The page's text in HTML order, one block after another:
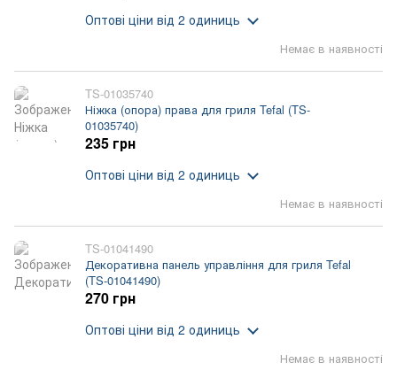
Немає в наявності
Оптові ціни від 2 одиниць
TS-01035740
Ніжка (опора) права для гриля Tefal (TS-
01035740)
Немає в наявності
235 грн
Оптові ціни від 2 одиниць
TS-01041490
Декоративна панель управління для гриля Tefal
(TS-01041490)
Немає в наявності
270 грн
Оптові ціни від 2 одиниць